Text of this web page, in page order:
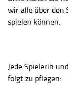
wir alle über den
spielen können.
Jede Spielerin
folgt zu pflegen: